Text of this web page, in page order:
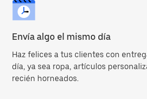
Envía algo el mismo día
Haz felices a tus clientes con
día, ya sea ropa, artículos
recién horneados.